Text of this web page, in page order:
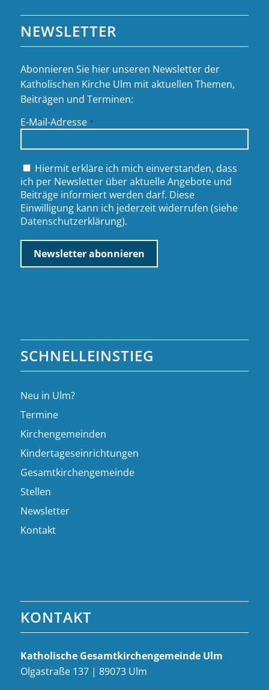
NEWSLETTER
Abonnieren Sie hier unseren Newsletter der
Katholischen Kirche Ulm mit aktuellen Themen,
Beiträgen und Terminen:
E-Mail-Adresse *
Hiermit erkläre ich mich einverstanden, dass
ich per Newsletter über aktuelle Angebote und
Beiträge informiert werden darf. Diese
Einwilligung kann ich jederzeit widerrufen (siehe
Datenschutzerklärung).
SCHNELLEINSTIEG
Neu in Ulm?
Termine
Kirchengemeinden
Kindertageseinrichtungen
Gesamtkirchengemeinde
Stellen
Newsletter
Kontakt
KONTAKT
Katholische Gesamt­kirchen­gemeinde Ulm
Olgastraße 137 | 89073 Ulm